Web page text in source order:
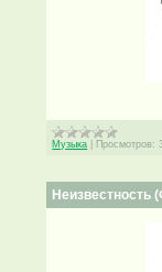
Музыка Просмотров:
Неизвестность